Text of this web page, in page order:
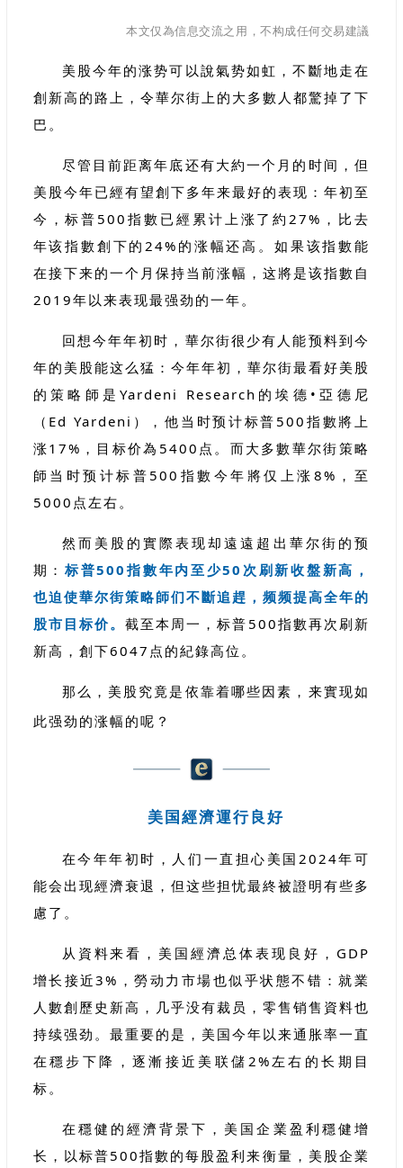
本文仅為信息交流之用，不构成任何交易建議
美股今年的涨势可以說氣势如虹，不斷地走在
創新高的路上，令華尔街上的大多數人都驚掉了下
巴。
尽管目前距离年底还有大約一个月的时间，但
美股今年已經有望創下多年来最好的表现：年初至
今，标普500指數已經累计上涨了約27%，比去
年该指數創下的24%的涨幅还高。如果该指數能
在接下来的一个月保持当前涨幅，这將是该指數自
2019年以来表现最强劲的一年。
回想今年年初时，華尔街很少有人能预料到今
年的美股能这么猛：今年年初，華尔街最看好美股
的策略師是Yardeni Research的埃德•亞德尼
（Ed Yardeni），他当时预计标普500指數將上
涨17%，目标价為5400点。而大多數華尔街策略
師当时预计标普500指數今年將仅上涨8%，至
5000点左右。
然而美股的實際表现却遠遠超出華尔街的预
期： 标普500指數年内至少50次刷新收盤新高，
也迫使華尔街策略師们不斷追趕，频频提高全年的
股市目标价。截至本周一，标普500指數再次刷新
新高，創下6047点的紀錄高位。
那么，美股究竟是依靠着哪些因素，来實现如
此强劲的涨幅的呢？
美国經濟運行良好
在今年年初时，人们一直担心美国2024年可
能会出现經濟衰退，但这些担忧最終被證明有些多
慮了。
从資料来看，美国經濟总体表现良好，GDP
增长接近3%，勞动力市場也似乎状態不错：就業
人數創歷史新高，几乎没有裁员，零售销售資料也
持续强劲。最重要的是，美国今年以来通胀率一直
在穩步下降，逐漸接近美联儲2%左右的长期目
标。
在穩健的經濟背景下，美国企業盈利穩健增
长，以标普500指數的每股盈利来衡量，美股企業